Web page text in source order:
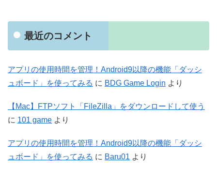
最近のコメント
アプリの使用時間を管理！Android9以降の機能「ダッシ
ュボード」を使ってみる に BDG Game Login より
【Mac】FTPソフト「FileZilla」をダウンロードして使う
に 101 game より
アプリの使用時間を管理！Android9以降の機能「ダッシ
ュボード」を使ってみる に Baru01 より